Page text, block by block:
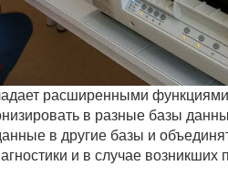
расширенными
в разные базы
в другие базы и
и в случае возникших